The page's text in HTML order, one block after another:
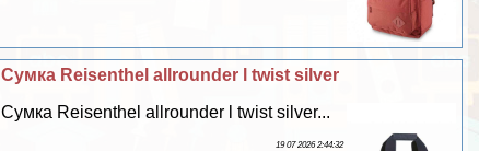
Сумка Reisenthel allrounder l twist silver
Сумка Reisenthel allrounder l twist silver...
19 07 2026 2:44:32